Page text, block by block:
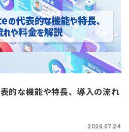
な機能や特長、導入の流れ
2026.07.24